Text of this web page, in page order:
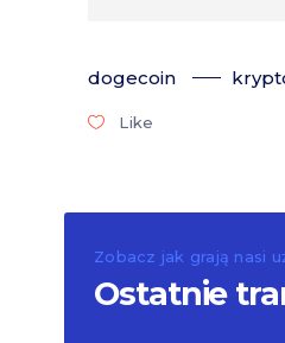
dogecoin
Like
Zobacz jak grają nasi
Ostatnie